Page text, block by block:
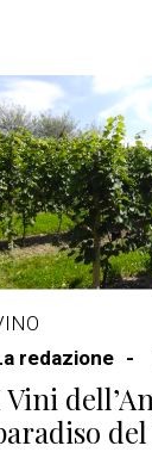
redazione
Vini